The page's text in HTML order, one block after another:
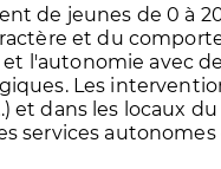
de jeunes de 0
et du
l'autonomie avec
Les
et dans les locaux du
services